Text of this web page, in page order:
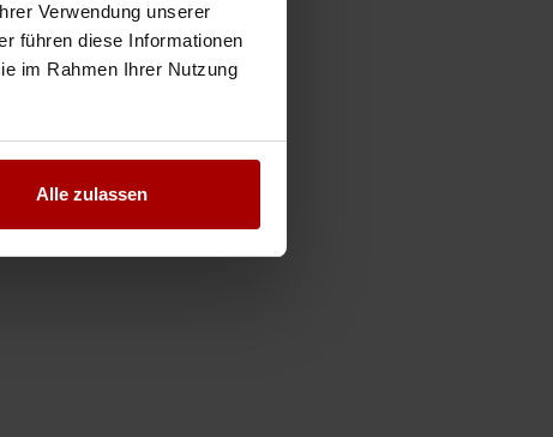
Verwendung unserer
führen diese Informationen
im Rahmen Ihrer Nutzung
Alle zulassen